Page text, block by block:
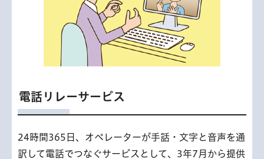
電話リレーサービス
24時間365日、オペレーターが手話・文字と音声を通
訳して電話でつなぐサービスとして、3年7月から提供